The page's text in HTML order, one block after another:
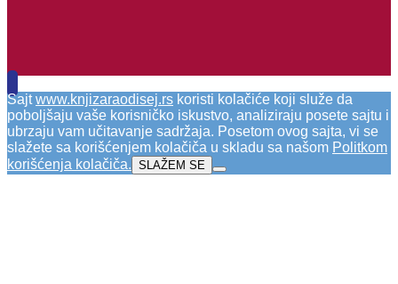
Sajtwww.knjizaraodisej.rs koristi kolačiće koji služe da
poboljšaju vaše korisničko iskustvo, analiziraju posete sajtu i
ubrzaju vam učitavanje sadržaja. Posetom ovog sajta, vi se
slažete sa korišćenjem kolačiča u skladu sa našom Politkom
korišćenja kolačiča. SLAŽEM SE